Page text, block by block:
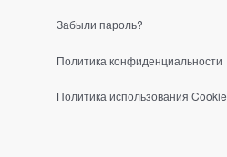
Забыли пароль?
Политика конфиденциальности
Политика использования Cookie